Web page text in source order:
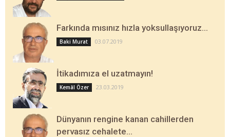
Farkında mısınız hızla yoksullaşıyoruz…
Baki Murat 03.07.2019
İtikadımıza el uzatmayın!
Kemâl Özer 23.03.2019
Dünyanın rengine kanan cahillerden
pervasız cehalete…